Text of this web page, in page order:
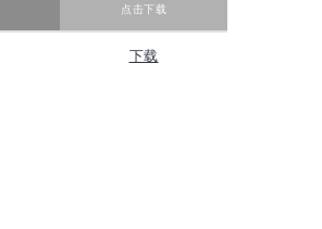
点击下载
下载